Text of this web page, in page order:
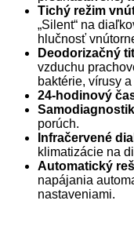
Tichý režim
„Silent“ na
hlučnosť
Deodorizačný
vzduchu
baktérie, vírusy
24-hodinový
porúch.
Infračervené
klimatizácie na
Automatický
napájania
nastaveniami.